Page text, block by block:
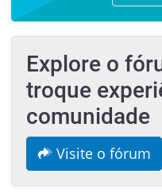
Explore o
troque
comunidade
Visite o fórum